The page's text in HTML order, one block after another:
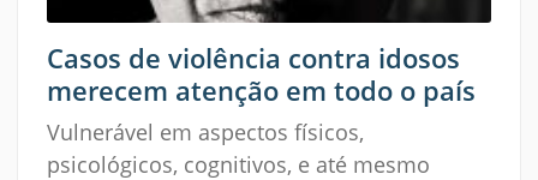
Casos de violência contra idosos
merecem atenção em todo o país
Vulnerável em aspectos físicos,
psicológicos, cognitivos, e até mesmo